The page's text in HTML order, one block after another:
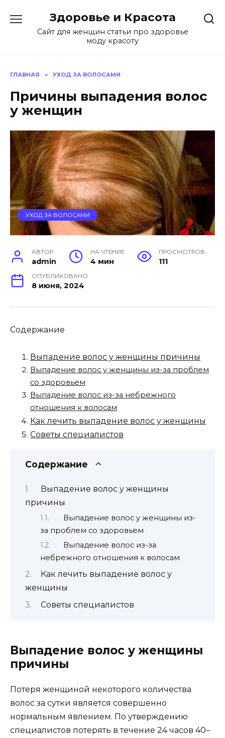
содержанию
Здоровье и Красота
Сайт для женщин статьи про здоровье
моду красоту
ГЛАВНАЯ » УХОД ЗА ВОЛОСАМИ
Причины выпадения волос
у женщин
УХОД ЗА ВОЛОСАМИ
АВТОР
admin
НА ЧТЕНИЕ
4 мин
ПРОСМОТРОВ
111
ОПУБЛИКОВАНО
8 июня, 2024
Содержание
Выпадение волос у женщины причины
Выпадение волос у женщины из-за проблем
со здоровьем
Выпадение волос из-за небрежного
отношения к волосам
Как лечить выпадение волос у женщины
Советы специалистов
Содержание
Выпадение волос у женщины
причины
Выпадение волос у женщины из-
за проблем со здоровьем
Выпадение волос из-за
небрежного отношения к волосам
Как лечить выпадение волос у
женщины
Советы специалистов
Выпадение волос у женщины
причины
Потеря женщиной некоторого количества
волос за сутки является совершенно
нормальным явлением. По утверждению
специалистов потерять в течение 24 часов 40–